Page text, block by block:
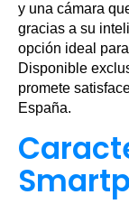
y una cámara
gracias a su
opción ideal
Disponible
promete
España.